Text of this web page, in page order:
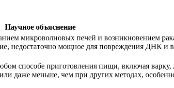
Научное объяснение
микроволновых печей и возникновением
недостаточно мощное для повреждения ДНК и
способе приготовления пищи, включая
даже меньше, чем при других методах,